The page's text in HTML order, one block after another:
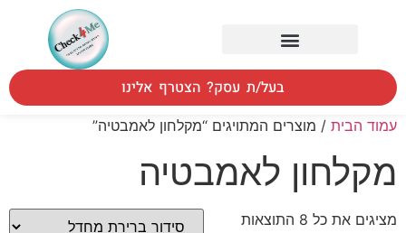
בעל/ת עסק? הצטרף אלינו
עמוד הבית / מוצרים המתויגים “מקלחון לאמבטיה”
מקלחון לאמבטיה
מציגים את כל ⁦8⁩ התוצאות